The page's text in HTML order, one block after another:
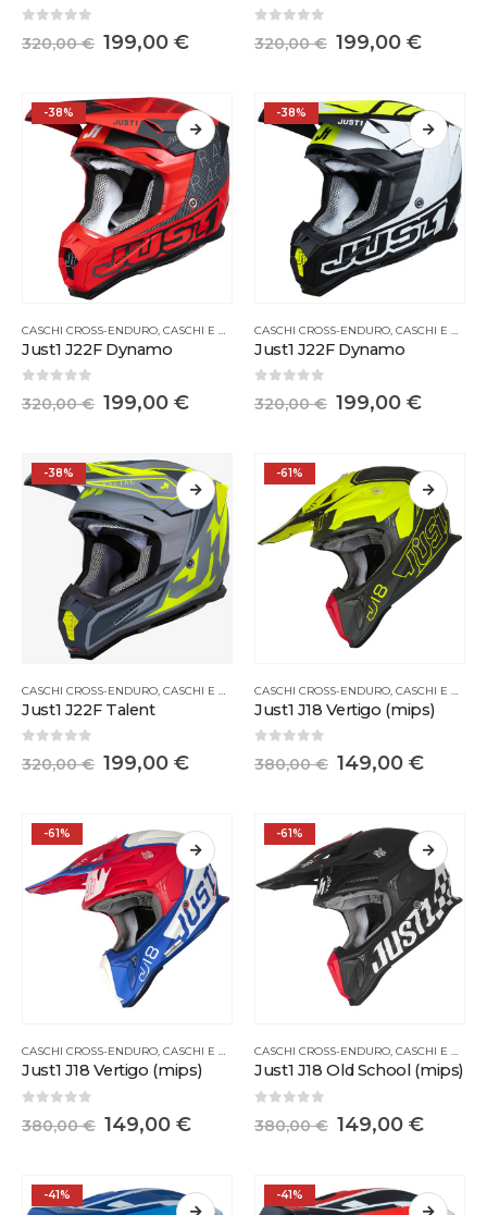
320,00€ 199,00€ 320,00€ 199,00€
-38%
CASCHI CROSS-ENDURO, CASCHI E MASCHERINE
Just1 J22F Dynamo
320,00€ 199,00€
-38%
CASCHI CROSS-ENDURO, CASCHI E MASCHERINE
Just1 J22F Dynamo
320,00€ 199,00€
-38%
CASCHI CROSS-ENDURO, CASCHI E MASCHERINE
Just1 J22F Talent
320,00€ 199,00€
-61%
CASCHI CROSS-ENDURO, CASCHI E MASCHERINE
Just1 J18 Vertigo (mips)
380,00€ 149,00€
-61%
CASCHI CROSS-ENDURO, CASCHI E MASCHERINE
Just1 J18 Vertigo (mips)
380,00€ 149,00€
-61%
CASCHI CROSS-ENDURO, CASCHI E MASCHERINE
Just1 J18 Old School (mips)
380,00€ 149,00€
-41% -41%